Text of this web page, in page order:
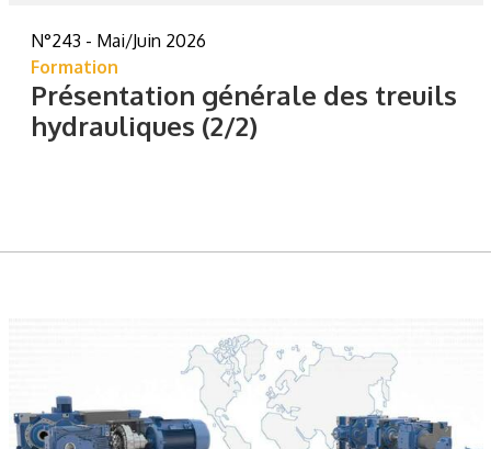
N°243 - Mai/Juin 2026
Formation
Présentation générale des treuils
hydrauliques (2/2)